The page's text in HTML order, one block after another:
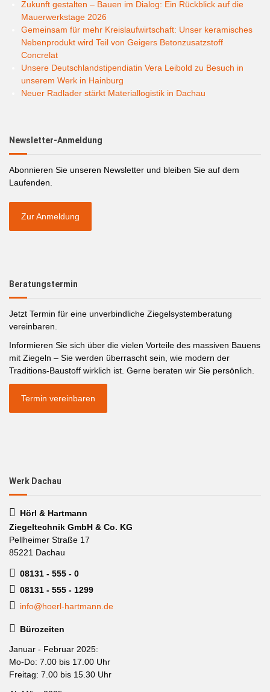
Zukunft gestalten – Bauen im Dialog: Ein Rückblick auf die
Mauerwerkstage 2026
Gemeinsam für mehr Kreislaufwirtschaft: Unser keramisches
Nebenprodukt wird Teil von Geigers Betonzusatzstoff
Concrelat
Unsere Deutschlandstipendiatin Vera Leibold zu Besuch in
unserem Werk in Hainburg
Neuer Radlader stärkt Materiallogistik in Dachau
Newsletter-Anmeldung
Abonnieren Sie unseren Newsletter und bleiben Sie auf dem
Laufenden.
Zur Anmeldung
Beratungstermin
Jetzt Termin für eine unverbindliche Ziegelsystemberatung
vereinbaren.
Informieren Sie sich über die vielen Vorteile des massiven Bauens
mit Ziegeln – Sie werden überrascht sein, wie modern der
Traditions-Baustoff wirklich ist. Gerne beraten wir Sie persönlich.
Termin vereinbaren
Werk Dachau
Hörl & Hartmann
Ziegeltechnik GmbH & Co. KG
Pellheimer Straße 17
85221 Dachau
08131 - 555 - 0
08131 - 555 - 1299
info@hoerl-hartmann.de
Bürozeiten
Januar - Februar 2025:
Mo-Do: 7.00 bis 17.00 Uhr
Freitag: 7.00 bis 15.30 Uhr